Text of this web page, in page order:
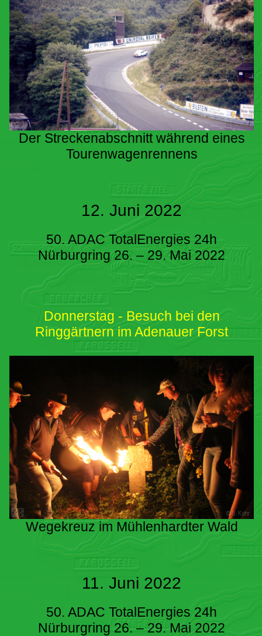
Der Streckenabschnitt während eines
Tourenwagenrennens
12. Juni 2022
50. ADAC TotalEnergies 24h
Nürburgring 26. – 29. Mai 2022
Donnerstag - Besuch bei den
Ringgärtnern im Adenauer Forst
Wegekreuz im Mühlenhardter Wald
11. Juni 2022
50. ADAC TotalEnergies 24h
Nürburgring 26. – 29. Mai 2022